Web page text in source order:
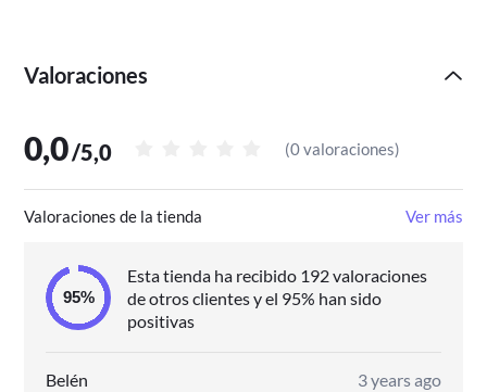
Valoraciones
0,0/5,0 (0 valoraciones)
Valoraciones de la tienda Ver más
Esta tienda ha recibido 192 valoraciones
de otros clientes y el 95% han sido
positivas
Belén 3 years ago